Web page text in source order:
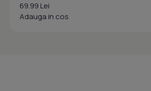
69.99 Lei
Adauga in cos